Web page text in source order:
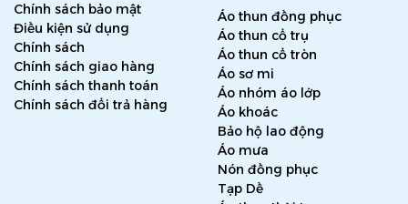
Chính sách bảo mật
Điều kiện sử dụng
Chính sách
Chính sách giao hàng
Chính sách thanh toán
Chính sách đổi trả hàng
Áo thun đồng phục
Áo thun cổ trụ
Áo thun cổ tròn
Áo sơ mi
Áo nhóm áo lớp
Áo khoác
Bảo hộ lao động
Áo mưa
Nón đồng phục
Tạp Dề